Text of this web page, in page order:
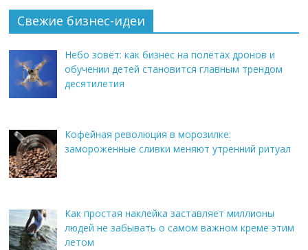
Свежие бизнес-идеи
Небо зовёт: как бизнес на полётах дронов и
обучении детей становится главным трендом
десятилетия
Кофейная революция в морозилке:
замороженные сливки меняют утренний ритуал
Как простая наклейка заставляет миллионы
людей не забывать о самом важном креме этим
летом